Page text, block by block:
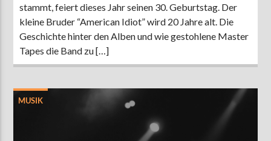
stammt, feiert dieses Jahr seinen 30. Geburtstag. Der
kleine Bruder “American Idiot” wird 20 Jahre alt. Die
Geschichte hinter den Alben und wie gestohlene Master
Tapes die Band zu […]
MUSIK